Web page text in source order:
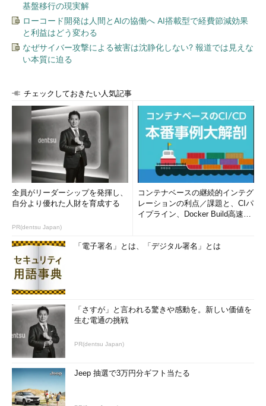
基盤移行の現実解
ローコード開発は人間とAIの協働へ AI搭載型で経費節減効果
と利益はどう変わる
なぜサイバー攻撃による被害は沈静化しない? 報道では見えな
い本質に迫る
チェックしておきたい人気記事
全員がリーダーシップを発揮し、
自分より優れた人財を育成する
PR(dentsu Japan)
コンテナベースの継続的インテグ
レーションの利点／課題と、CIパ
イプライン、Docker Build高速化
「電子署名」とは、「デジタル署名」とは
「さすが」と言われる驚きや感動を。新しい価値を
生む電通の挑戦
PR(dentsu Japan)
Jeep 抽選で3万円分ギフト当たる